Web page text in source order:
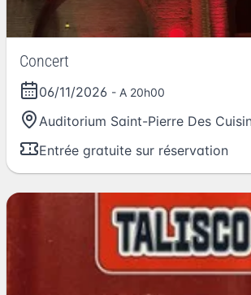
Concert
06/11/2026 - A 20h00
Auditorium Saint-Pierre Des
Entrée gratuite sur réservation